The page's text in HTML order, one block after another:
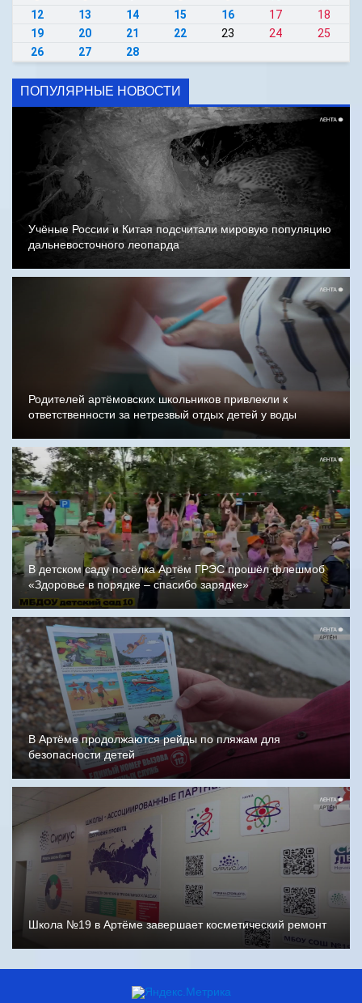
12
13 14 15 16 17
18
19
20 21 22 23 24
25
26
27 28
ПОПУЛЯРНЫЕ НОВОСТИ
Учёные России и Китая подсчитали мировую популяцию
дальневосточного леопарда
Родителей артёмовских школьников привлекли к
ответственности за нетрезвый отдых детей у воды
В детском саду посёлка Артём ГРЭС прошёл флешмоб
«Здоровье в порядке – спасибо зарядке»
В Артёме продолжаются рейды по пляжам для
безопасности детей
Школа №19 в Артёме завершает косметический ремонт